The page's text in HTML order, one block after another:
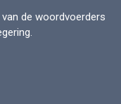
de woordvoerders